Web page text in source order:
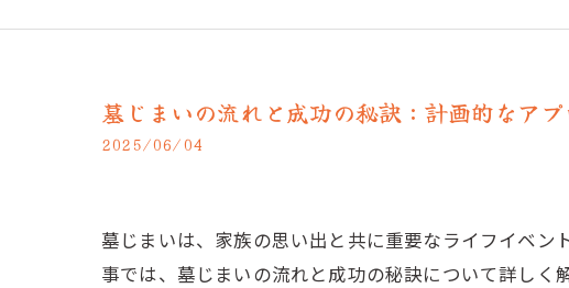
墓じまいの流れと成功の秘訣：計画的なア
2025/06/04
墓じまいは、家族の思い出と共に重要なライフイベ
事では、墓じまいの流れと成功の秘訣について詳し